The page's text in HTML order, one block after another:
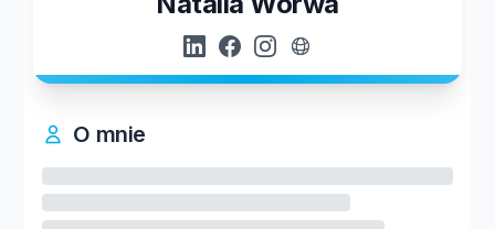
O mnie